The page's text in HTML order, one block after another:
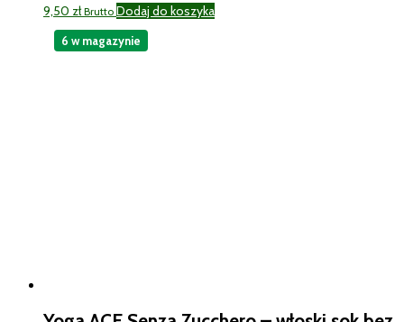
9,50 zł Brutto Dodaj do koszyka
6 w magazynie